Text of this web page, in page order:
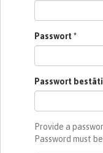
Passwort*
Passwort
Provide a
Password must